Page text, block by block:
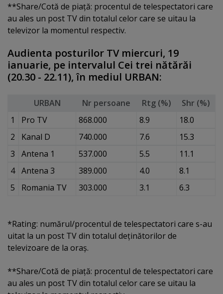
**Share/Cotă de piaţă: procentul de telespectatori care
au ales un post TV din totalul celor care se uitau la
televizor la momentul respectiv.
Audienta posturilor TV miercuri, 19
ianuarie, pe intervalul Cei trei nătărăi
(20.30 - 22.11), în mediul URBAN:
URBAN Nr persoane Rtg (%)
Shr (%)
1
Pro TV 868.000 8.9
18.0
2
Kanal D 740.000 7.6
15.3
3
Antena 1 537.000 5.5
11.1
4
Antena 3 389.000 4.0
8.1
5
Romania TV 303.000 3.1 6.3
*Rating: numărul/procentul de telespectatori care s-au
uitat la un post TV din totalul deţinătorilor de
televizoare de la oraş.
**Share/Cotă de piaţă: procentul de telespectatori care
au ales un post TV din totalul celor care se uitau la